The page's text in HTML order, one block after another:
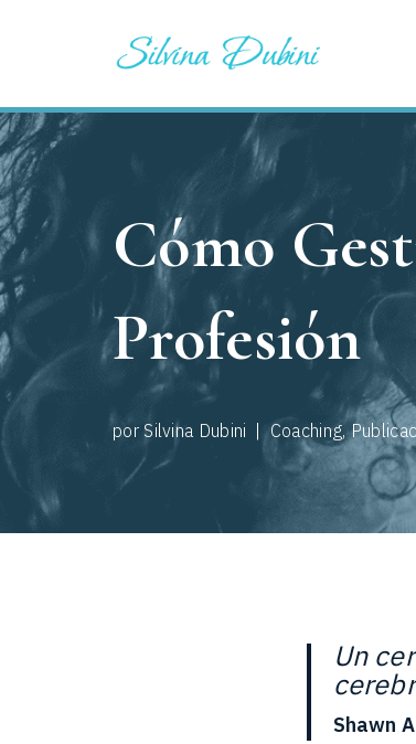
contenido
Cómo
Profesión
porSilvina Dubini Coaching,
Un
Shawn